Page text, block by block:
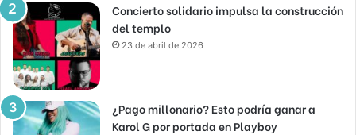
Concierto solidario impulsa la construcción
del templo
23 de abril de 2026
¿Pago millonario? Esto podría ganar a
Karol G por portada en Playboy